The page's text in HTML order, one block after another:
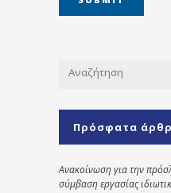
Πρόσφατα
Ανακοίνωση για την
σύμβαση εργασίας